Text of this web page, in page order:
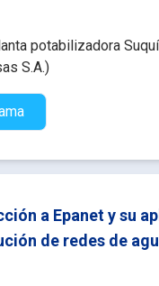
potabilizadora
S.A.)
a Epanet y su
de redes de